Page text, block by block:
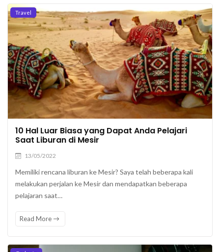
Travel
10 Hal Luar Biasa yang Dapat Anda Pelajari
Saat Liburan di Mesir
13/05/2022
Memiliki rencana liburan ke Mesir? Saya telah beberapa kali
melakukan perjalan ke Mesir dan mendapatkan beberapa
pelajaran saat…
Read More